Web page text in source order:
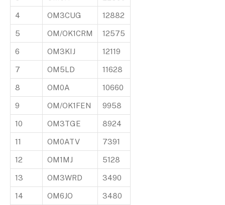
4 OM3CUG 12882
5 OM/OK1CRM 12575
6 OM3KIJ 12119
7 OM5LD 11628
8 OM0A 10660
9 OM/OK1FEN 9958
10 OM3TGE 8924
11 OM0ATV 7391
12 OM1MJ 5128
13 OM3WRD 3490
14 OM6JO 3480